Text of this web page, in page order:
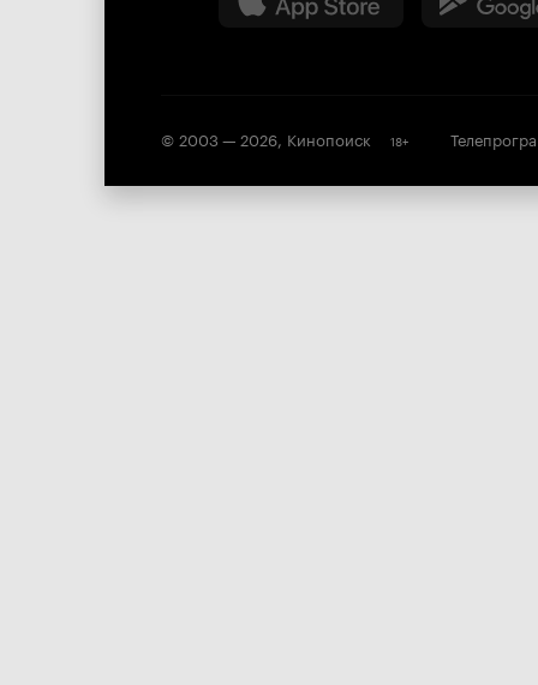
© 2003 — 2026, Кинопоиск 18+